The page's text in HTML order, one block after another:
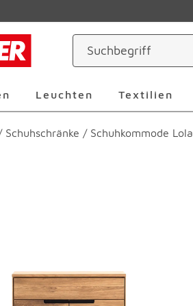
Leuchten Textilien
Schuhschränke / Schuhkommode Lola